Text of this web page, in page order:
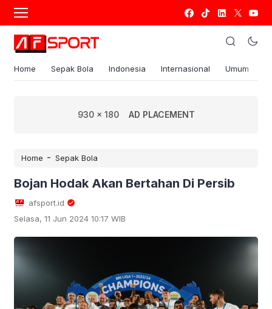
Home Sepak Bola Indonesia Internasional Umum
930 x 180 AD PLACEMENT
Home - Sepak Bola
Bojan Hodak Akan Bertahan Di Persib
afsport.id
Selasa, 11 Jun 2024 10:17 WIB